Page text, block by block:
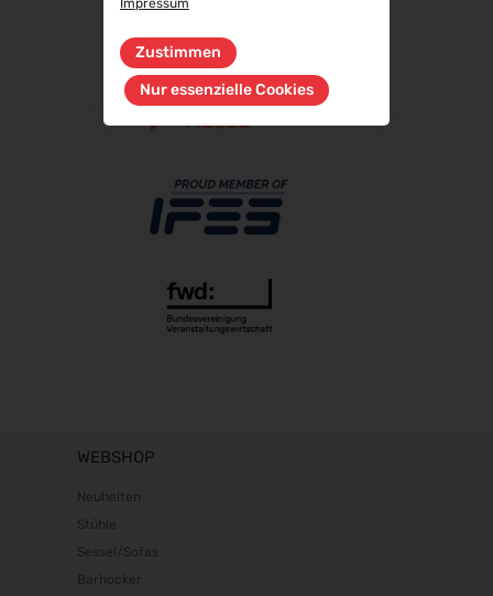
Aluminium Düsseldorf 2026
06.10.2026 - 08.10.2026
08.10.2026 - 09.10.2026
Fakuma 2026
PERFORMANCEDAYS 2026
13.10.2026 - 14.10.2026
15.10.2026 - 18.10.2026
21.10.2026 - 24.10.2026
The Munich Show 2026
22.10.2026 - 25.10.2026
Südback 2026
WEBSHOP
Neuheiten
Stühle
Sessel/Sofas
Barhocker
Impressum
Zustimmen
Nur essenzielle Cookies